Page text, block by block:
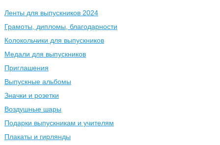
Ленты для выпускников 2024
Грамоты, дипломы, благодарности
Колокольчики для выпускников
Медали для выпускников
Приглашения
Выпускные альбомы
Значки и розетки
Воздушные шары
Подарки выпускникам и учителям
Плакаты и гирлянды